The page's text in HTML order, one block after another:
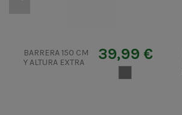
BARRERA 150 CM
Y ALTURA EXTRA
39,99 €